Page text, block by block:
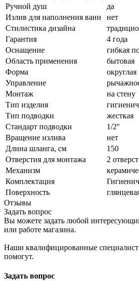
Ручной душ
да
Излив для наполнения ванн
нет
Стилистика дизайна
Гарантия
4 года
Оснащение
гибкая
Область применения
бытовая
Форма
округлая
Управление
Монтаж
на стену
Тип изделия
Тип подводки
жесткая
Стандарт подводки
1/2''
Вращение излива
нет
Длина шланга, см
150
Отверстия для монтажа
2
Механизм
Комплектация
Поверхность
Отзывы
Задать вопрос
Вы можете задать любой
или работе магазина.
Наши квалифицированные
помогут.
Задать вопрос